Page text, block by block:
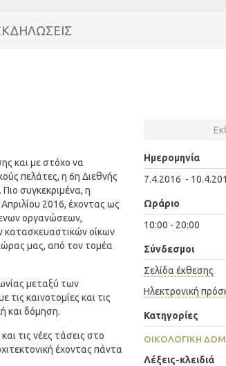
και με στόχο να
πελάτες, η 6η Διεθνής
συγκεκριμένα, η
2016, έχοντας ως
οργανώσεων,
κατασκευαστικών οίκων
μας, από τον τομέα
μεταξύ των
τις καινοτομίες και τις
και δόμηση.
τις νέες τάσεις στο
έχοντας πάντα
Ημερομηνία
7.4.2016 -
Ωράριο
10:00 - 20:00
Σύνδεσμοι
Σελίδα έκθεσης
Ηλεκτρονική
Κατηγορίες
ΟΙΚΟΛΟΓΙΚΉ
Λέξεις-κλειδιά